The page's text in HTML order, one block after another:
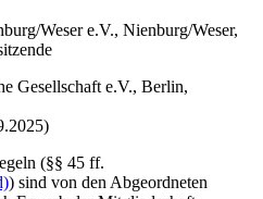
Weser e.V., Nienburg/Weser,
Gesellschaft e.V., Berlin,
(§§ 45 ff.
) sind von den Abgeordneten